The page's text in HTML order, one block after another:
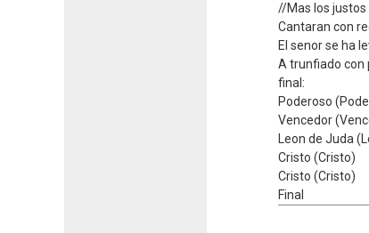
//Mas los justos
Cantaran con
El senor se ha
A trunfiado con
final:
Poderoso
Vencedor
Leon de Juda
Cristo (Cristo)
Cristo (Cristo)
Final